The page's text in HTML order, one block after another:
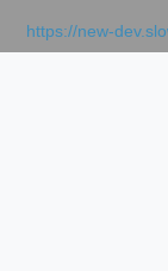
https://new-